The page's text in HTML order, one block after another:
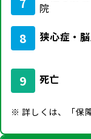
院
8 狭心症・
9 死亡
詳しくは、「保